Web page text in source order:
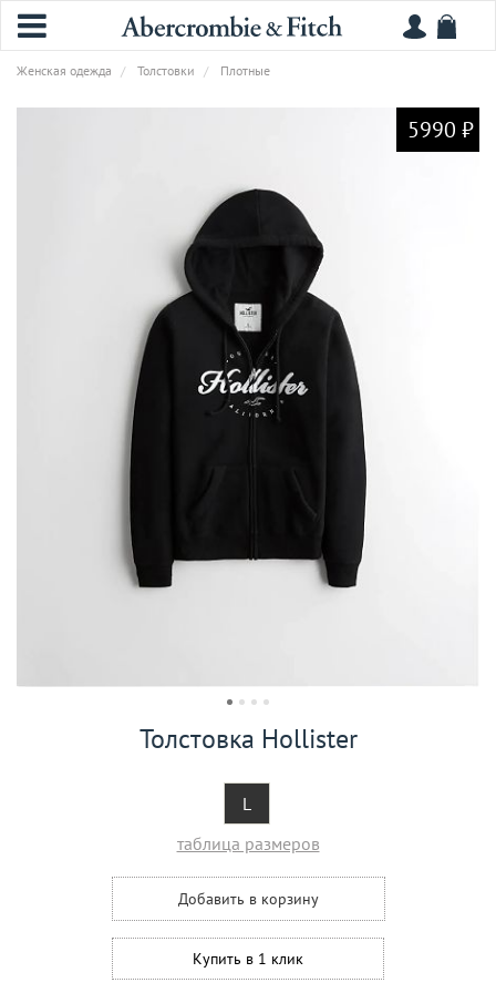
Женская одежда Толстовки Плотные
5990 ₽
Толстовка Hollister
L
таблица размеров
Добавить в корзину
Купить в 1 клик